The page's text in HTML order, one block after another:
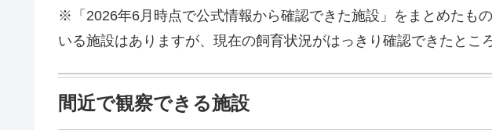
※「2026年6月時点で公式情報から確認できた施設」をまとめたも
いる施設はありますが、現在の飼育状況がはっきり確認できたとこ
間近で観察できる施設